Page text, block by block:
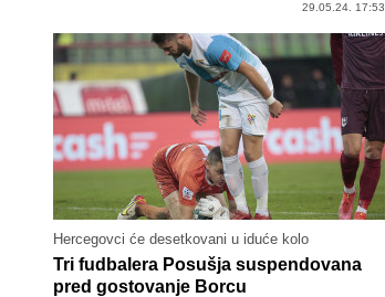
29.05.24. 17:53
Hercegovci će desetkovani u iduće kolo
Tri fudbalera Posušja suspendovana
pred gostovanje Borcu